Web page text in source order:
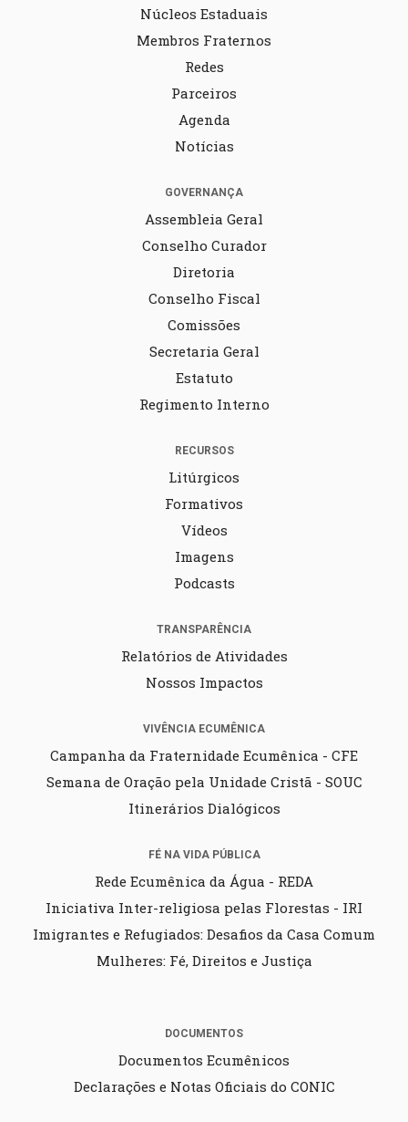
Núcleos Estaduais
Membros Fraternos
Redes
Parceiros
Agenda
Notícias
GOVERNANÇA
Assembleia Geral
Conselho Curador
Diretoria
Conselho Fiscal
Comissões
Secretaria Geral
Estatuto
Regimento Interno
RECURSOS
Litúrgicos
Formativos
Vídeos
Imagens
Podcasts
TRANSPARÊNCIA
Relatórios de Atividades
Nossos Impactos
VIVÊNCIA ECUMÊNICA
Campanha da Fraternidade Ecumênica - CFE
Semana de Oração pela Unidade Cristã - SOUC
Itinerários Dialógicos
FÉ NA VIDA PÚBLICA
Rede Ecumênica da Água - REDA
Iniciativa Inter-religiosa pelas Florestas - IRI
Imigrantes e Refugiados: Desafios da Casa Comum
Mulheres: Fé, Direitos e Justiça
DOCUMENTOS
Documentos Ecumênicos
Declarações e Notas Oficiais do CONIC